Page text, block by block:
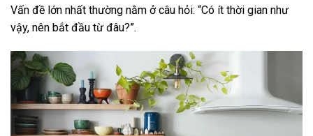
Vấn đề lớn nhất thường nằm ở câu hỏi: “Có ít thời gian như
vậy, nên bắt đầu từ đâu?”.